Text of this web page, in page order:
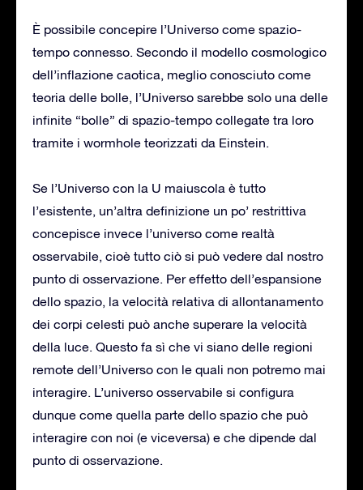
È possibile concepire l’Universo come spazio-
tempo connesso. Secondo il modello cosmologico
dell’inflazione caotica, meglio conosciuto come
teoria delle bolle, l’Universo sarebbe solo una delle
infinite “bolle” di spazio-tempo collegate tra loro
tramite i wormhole teorizzati da Einstein.
Se l’Universo con la U maiuscola è tutto
l’esistente, un’altra definizione un po’ restrittiva
concepisce invece l’universo come realtà
osservabile, cioè tutto ciò si può vedere dal nostro
punto di osservazione. Per effetto dell’espansione
dello spazio, la velocità relativa di allontanamento
dei corpi celesti può anche superare la velocità
della luce. Questo fa sì che vi siano delle regioni
remote dell’Universo con le quali non potremo mai
interagire. L’universo osservabile si configura
dunque come quella parte dello spazio che può
interagire con noi (e viceversa) e che dipende dal
punto di osservazione.